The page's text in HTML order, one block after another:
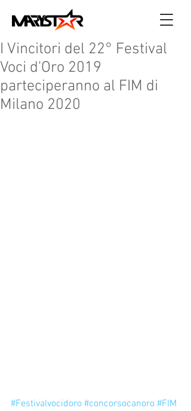
I Vincitori del 22° Festival
Voci d'Oro 2019
parteciperanno al FIM di
Milano 2020
#Festivalvocidoro #concorsocanoro #FIM